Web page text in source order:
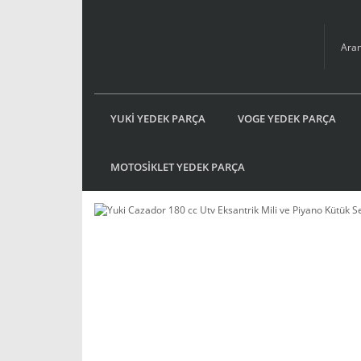
YUKİ YEDEK PARÇA VOGE YEDEK PARÇA
MOTOSİKLET YEDEK PARÇA